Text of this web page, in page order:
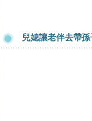
兒媳讓老伴去帶